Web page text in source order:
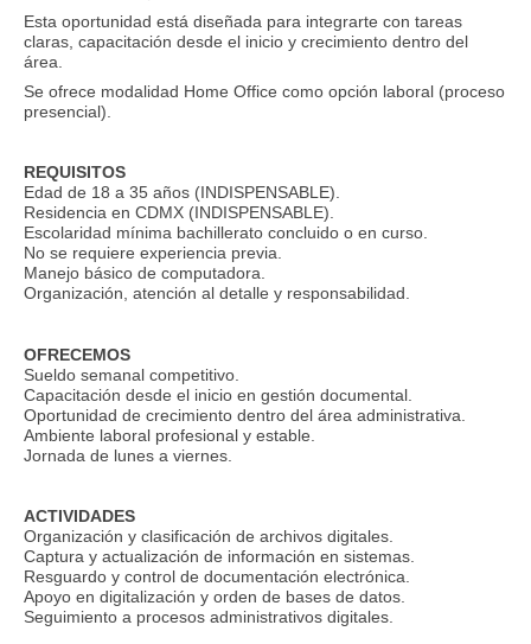
Esta oportunidad está diseñada para integrarte con tareas
claras, capacitación desde el inicio y crecimiento dentro del
área.
Se ofrece modalidad Home Office como opción laboral (proceso
presencial).
REQUISITOS
Edad de 18 a 35 años (INDISPENSABLE).
Residencia en CDMX (INDISPENSABLE).
Escolaridad mínima bachillerato concluido o en curso.
No se requiere experiencia previa.
Manejo básico de computadora.
Organización, atención al detalle y responsabilidad.
OFRECEMOS
Sueldo semanal competitivo.
Capacitación desde el inicio en gestión documental.
Oportunidad de crecimiento dentro del área administrativa.
Ambiente laboral profesional y estable.
Jornada de lunes a viernes.
ACTIVIDADES
Organización y clasificación de archivos digitales.
Captura y actualización de información en sistemas.
Resguardo y control de documentación electrónica.
Apoyo en digitalización y orden de bases de datos.
Seguimiento a procesos administrativos digitales.